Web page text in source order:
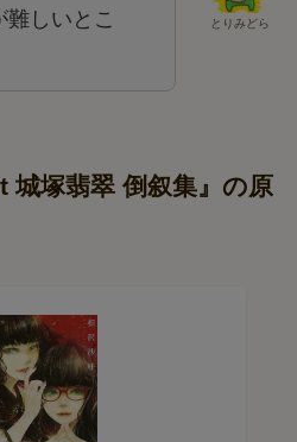
とりみどら
しいとこ
城塚翡翠 倒叙集』の原